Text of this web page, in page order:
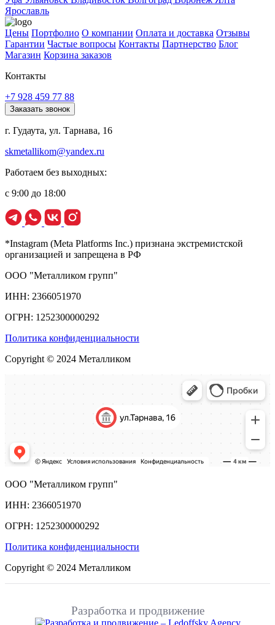
Ярославль
Цены Портфолио О компании Оплата и доставка Отзывы
Гарантии Частые вопросы Контакты Партнерство Блог
Магазин Корзина заказов
Контакты
+7 928 459 77 88
Заказать звонок
г. Гудаута, ул. Тарнава, 16
skmetallikom@yandex.ru
Работаем без выходных:
с 9:00 до 18:00
*Instagram (Meta Platforms Inc.) признана экстремистской
организацией и запрещена в РФ
ООО "Металликом групп"
ИНН: 2366051970
ОГРН: 1252300000292
Политика конфиденциальности
Copyright © 2024 Металликом
ООО "Металликом групп"
ИНН: 2366051970
ОГРН: 1252300000292
Политика конфиденциальности
Copyright © 2024 Металликом
Разработка и продвижение